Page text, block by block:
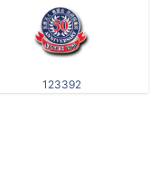
123392